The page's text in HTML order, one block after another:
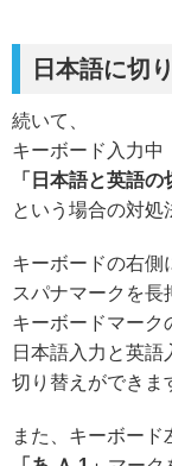
日本語に切
続いて、
キーボード入力中
「日本語と英語の
という場合の対処
キーボードの右側
スパナマークを長
キーボードマーク
日本語入力と英語
切り替えができま
また、キーボード